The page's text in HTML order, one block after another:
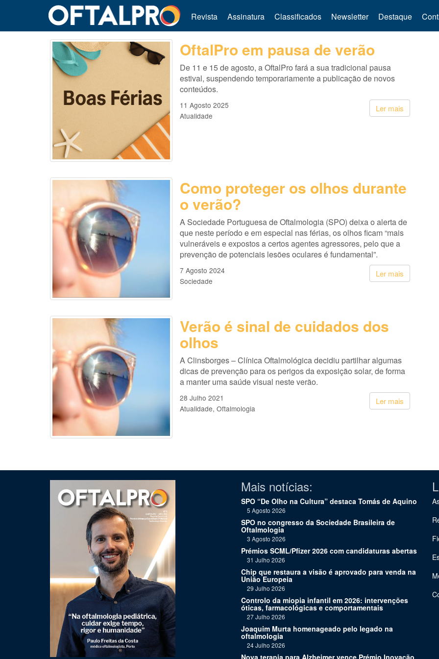
Revista Assinatura Classificados Newsletter Destaque
OftalPro em pausa de verão
De 11 e 15 de agosto, a OftalPro fará a sua tradicional pausa
estival, suspendendo temporariamente a publicação de novos
conteúdos.
Ler mais
11 Agosto 2025
Atualidade
Como proteger os olhos durante
o verão?
A Sociedade Portuguesa de Oftalmologia (SPO) deixa o alerta de
que neste período e em especial nas férias, os olhos ficam “mais
vulneráveis e expostos a certos agentes agressores, pelo que a
prevenção de potenciais lesões oculares é fundamental”.
Ler mais
7 Agosto 2024
Sociedade
Verão é sinal de cuidados dos
olhos
A Clinsborges – Clínica Oftalmológica decidiu partilhar algumas
dicas de prevenção para os perigos da exposição solar, de forma
a manter uma saúde visual neste verão.
Ler mais
28 Julho 2021
Atualidade Oftalmologia
Clique para ler
Mais notícias:
SPO “De Olho na Cultura” destaca Tomás de Aquino
5 Agosto 2026
SPO no congresso da Sociedade Brasileira de
Oftalmologia
3 Agosto 2026
Prémios SCML/Pfizer 2026 com candidaturas abertas
31 Julho 2026
Chip que restaura a visão é aprovado para venda na
União Europeia
29 Julho 2026
Controlo da miopia infantil em 2026: intervenções
óticas, farmacológicas e comportamentais
27 Julho 2026
Joaquim Murta homenageado pelo legado na
oftalmologia
24 Julho 2026
Nova terapia para Alzheimer vence Prémio Inovação